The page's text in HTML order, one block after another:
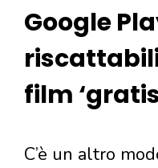
Google
film
C’è un altro